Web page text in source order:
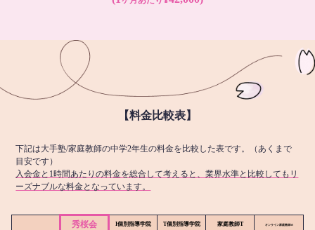
【料金比較表】
下記は大手塾/家庭教師の中学2年生の料金を比較した表です。（あくまで
目安です）
入会金と1時間あたりの料金を総合して考えると、業界水準と比較してもリ
ーズナブルな料金となっています。
秀桜会 I個別指導学院 T個別指導学院 家庭教師T オンライン家庭教師M